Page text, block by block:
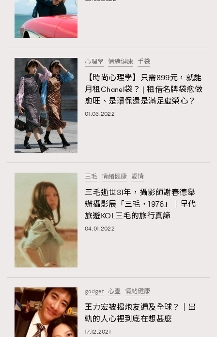
TRENDING
AFrenchMind
EmpowerF
FashionWeek
心理學 情緒健康 手袋
【時尚心理學】只需899元，就能
月租Chanel袋？ | 租借名牌袋愈做
愈旺、是環保還是滿足虛榮心？
01.03.2022
三毛 情緒健康 愛情
三毛逝世31年，攝影師謝春德舉
辦攝影展「三毛，1976」｜早代
旅遊KOL三毛的旅行真諦
04.01.2022
gadget 心靈 情緒健康
王力宏被揭炮友遍及全球？｜出
軌的人心裡到底在想甚麼
17.12.2021